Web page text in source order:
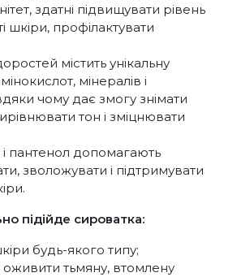
здатні підвищувати рівень
шкіри, профілактувати
містить унікальну
мінералів і
чому дає змогу знімати
тон і зміцнювати
пантенол допомагають
зволожувати і підтримувати
підійде сироватка:
будь-якого типу;
оживити тьмяну, втомлену